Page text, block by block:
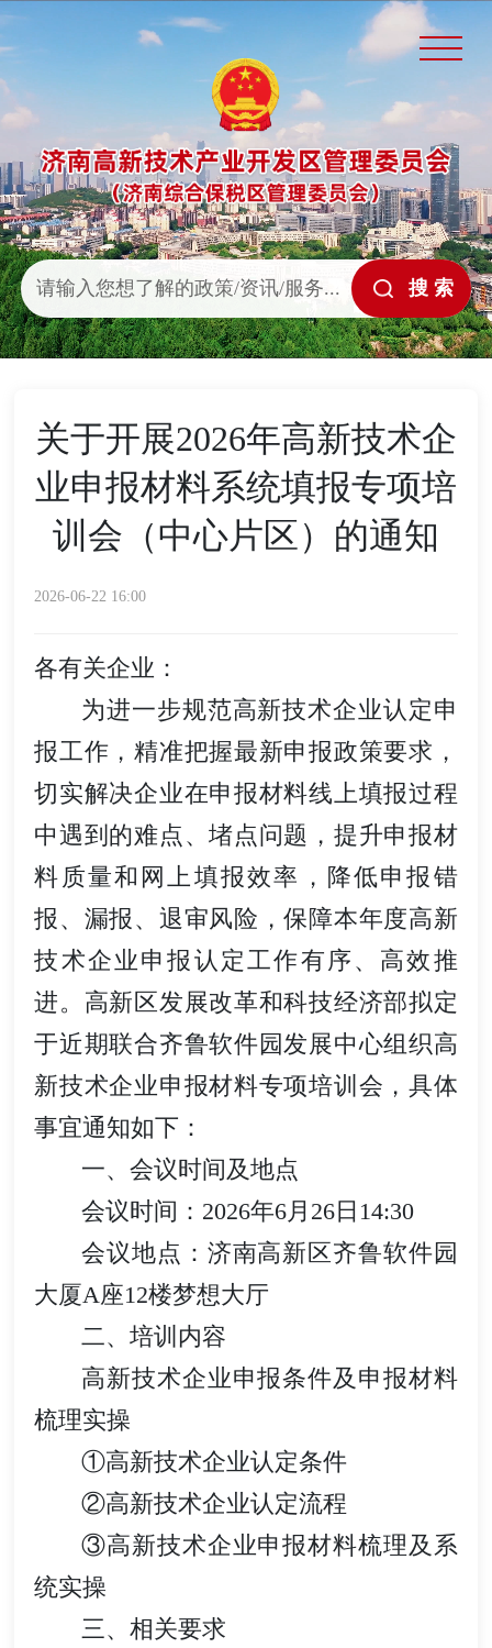
关于开展2026年高新技术企
业申报材料系统填报专项培
训会（中心片区）的通知
2026-06-22 16:00
各有关企业：
为进一步规范高新技术企业认定申
报工作，精准把握最新申报政策要求，
切实解决企业在申报材料线上填报过程
中遇到的难点、堵点问题，提升申报材
料质量和网上填报效率，降低申报错
报、漏报、退审风险，保障本年度高新
技术企业申报认定工作有序、高效推
进。高新区发展改革和科技经济部拟定
于近期联合齐鲁软件园发展中心组织高
新技术企业申报材料专项培训会，具体
事宜通知如下：
一、会议时间及地点
会议时间：2026年6月26日14:30
会议地点：济南高新区齐鲁软件园
大厦A座12楼梦想大厅
二、培训内容
高新技术企业申报条件及申报材料
梳理实操
①高新技术企业认定条件
②高新技术企业认定流程
③高新技术企业申报材料梳理及系
统实操
三、相关要求